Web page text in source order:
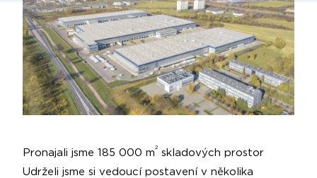
Pronajali jsme 185 000 m2
skladových prostor
Udrželi jsme si vedoucí postavení v několika